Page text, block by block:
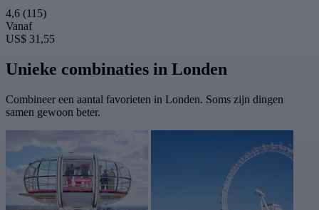
4,6 (115)
Vanaf
US$ 31,55
Unieke combinaties in Londen
Combineer een aantal favorieten in Londen. Soms zijn dingen
samen gewoon beter.